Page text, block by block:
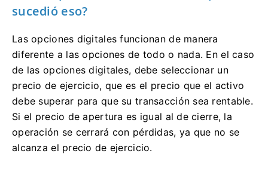
sucedió eso?
Las opciones digitales funcionan de manera
diferente a las opciones de todo o nada. En el caso
de las opciones digitales, debe seleccionar un
precio de ejercicio, que es el precio que el activo
debe superar para que su transacción sea rentable.
Si el precio de apertura es igual al de cierre, la
operación se cerrará con pérdidas, ya que no se
alcanza el precio de ejercicio.